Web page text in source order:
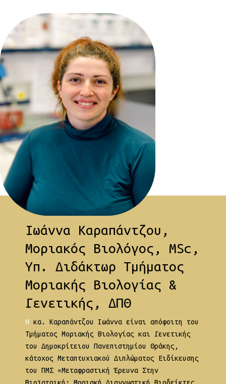
Ιωάννα Καραπάντζου,
Μοριακός Βιολόγος, MSc,
Υπ. Διδάκτωρ Τμήματος
Μοριακής Βιολογίας &
Γενετικής, ΔΠΘ
Η κα. Καραπάντζου Ιωάννα είναι απόφοιτη του
Τμήματος Μοριακής Βιολογίας και Γενετικής
του Δημοκρίτειου Πανεπιστημίου Θράκης,
κάτοχος Μεταπτυχιακού Διπλώματος Ειδίκευσης
του ΠΜΣ «Μεταφραστική Έρευνα Στην